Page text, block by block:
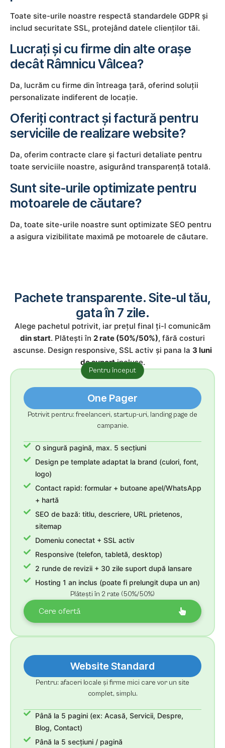
Toate site-urile noastre respectă standardele GDPR și
includ securitate SSL, protejând datele clienților tăi.
Lucrați și cu firme din alte orașe
decât Râmnicu Vâlcea?
Da, lucrăm cu firme din întreaga țară, oferind soluții
personalizate indiferent de locație.
Oferiți contract și factură pentru
serviciile de realizare website?
Da, oferim contracte clare și facturi detaliate pentru
toate serviciile noastre, asigurând transparență totală.
Sunt site-urile optimizate pentru
motoarele de căutare?
Da, toate site-urile noastre sunt optimizate SEO pentru
a asigura vizibilitate maximă pe motoarele de căutare.
Pachete transparente. Site-ul tău,
gata în 7 zile.
Alege pachetul potrivit, iar prețul final ți-l comunicăm
din start. Plătești în 2 rate (50%/50%), fără costuri
ascunse. Design responsive, SSL activ și pana la 3 luni
de suportincluse.
One Pager
Potrivit pentru: freelanceri, startup-uri, landing page de
campanie.
Pentru început
O singură pagină, max. 5 secțiuni
Design pe template adaptat la brand (culori, font,
logo)
Contact rapid: formular + butoane apel/WhatsApp
+ hartă
SEO de bază: titlu, descriere, URL prietenos,
sitemap
Domeniu conectat + SSL activ
Responsive (telefon, tabletă, desktop)
2 runde de revizii + 30 zile suport după lansare
Hosting 1 an inclus (poate fi prelungit dupa un an)
Plătești în 2 rate (50%/50%)
Cere ofertă
Website Standard
Pentru: afaceri locale și firme mici care vor un site
complet, simplu.
Până la 5 pagini (ex: Acasă, Servicii, Despre,
Blog, Contact)
Până la 5 secțiuni / pagină